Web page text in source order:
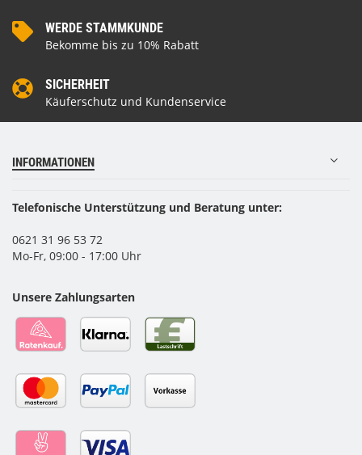
WERDE STAMMKUNDE
Bekomme bis zu 10% Rabatt
SICHERHEIT
Käuferschutz und Kundenservice
INFORMATIONEN
Telefonische Unterstützung und Beratung unter:
0621 31 96 53 72
Mo-Fr, 09:00 - 17:00 Uhr
Unsere Zahlungsarten